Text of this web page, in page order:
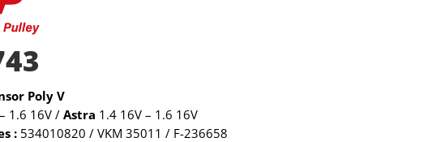
Poly V
1.6 16V / Astra 1.4 16V – 1.6 16V
:534010820 / VKM 35011 / F-236658